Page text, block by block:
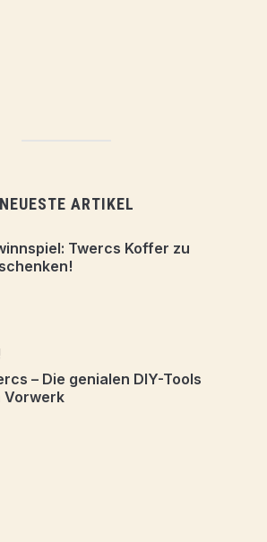
NEUESTE ARTIKEL
Twercs Koffer zu
– Die genialen DIY-Tools
Vorwerk